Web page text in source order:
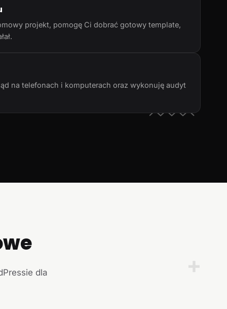
projekt, pomogę Ci dobrać gotowy template,
na telefonach i komputerach oraz wykonuję audyt
+
dla